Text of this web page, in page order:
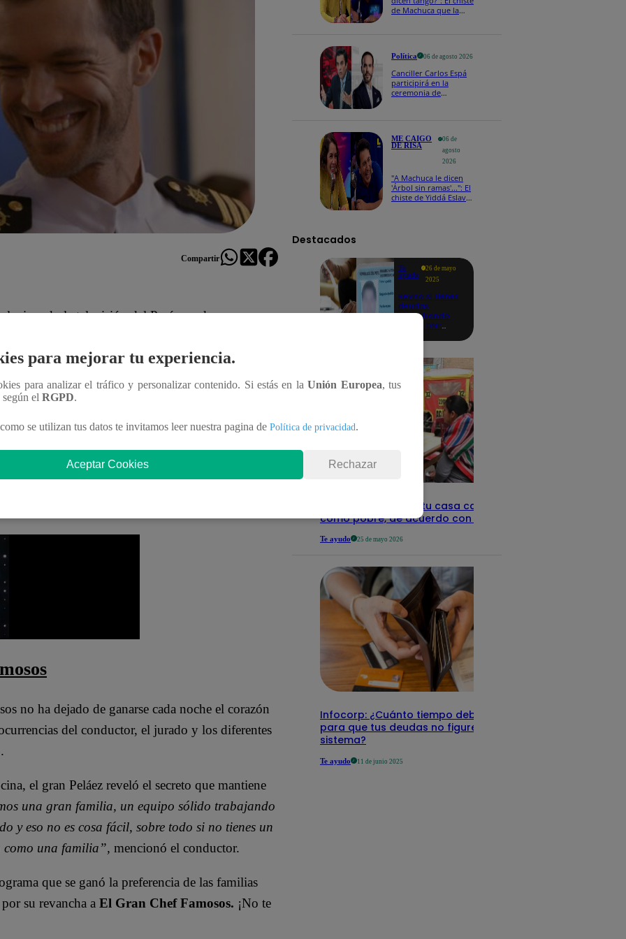
Compartir
la televisión del Perú y cada vez son
sus contenidos. Tras cuatro temporadas exitosas,
a la cocina a tus famosos favoritos.
a lo grande en una temporada
culinario más grande de esta cocina
del reality.
inolvidables participantes que pusieron de
culinaria, buscando levantar la ansiada
no ha dejado de ganarse cada noche el corazón
del conductor, el jurado y los diferentes
el gran Peláez reveló el secreto que mantiene
una gran familia, un equipo sólido trabajando
y eso no es cosa fácil, sobre todo si no tienes un
como una familia”, mencionó el conductor.
que se ganó la preferencia de las familias
su revancha a El Gran Chef Famosos. ¡No te
de Machuca que la
Política 06 de agosto 2026
Canciller Carlos Espá
participirá en la
ceremonia de
ME CAIGO
DE RISA
06 de
agosto
2026
"A Machuca le dicen
'Árbol sin ramas'...": El
chiste de Yiddá Eslava
Destacados
Te
ayudo
26 de mayo
2025
Revisa si tienes
deudas
consultando
con tu DNI:
detalles
Revisa con tu DNI si tu casa califica
como pobre, de acuerdo con el Sisfoh
Te ayudo 25 de mayo 2026
Infocorp: ¿Cuánto tiempo debe pasar
para que tus deudas no figuren en su
sistema?
Te ayudo 11 de junio 2025
para mejorar tu experiencia.
para analizar el tráfico y personalizar contenido. Si estás en laUnión Europea, tus
según el RGPD.
se utilizan tus datos te invitamos leer nuestra pagina de Política de privacidad.
Aceptar Cookies Rechazar